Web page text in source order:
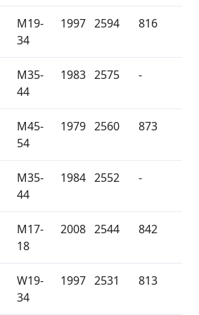
M19-
34
1997 2594 816
M35-
44
1983 2575 -
M45-
54
1979 2560 873
M35-
44
1984 2552 -
M17-
18
2008 2544 842
W19-
34
1997 2531 813